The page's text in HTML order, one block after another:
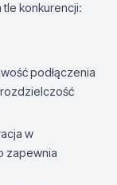
tle konkurencji:
podłączenia
w
zapewnia